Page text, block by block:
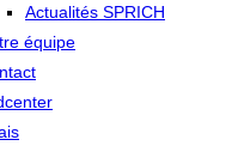
Actualités SPRICH
équipe